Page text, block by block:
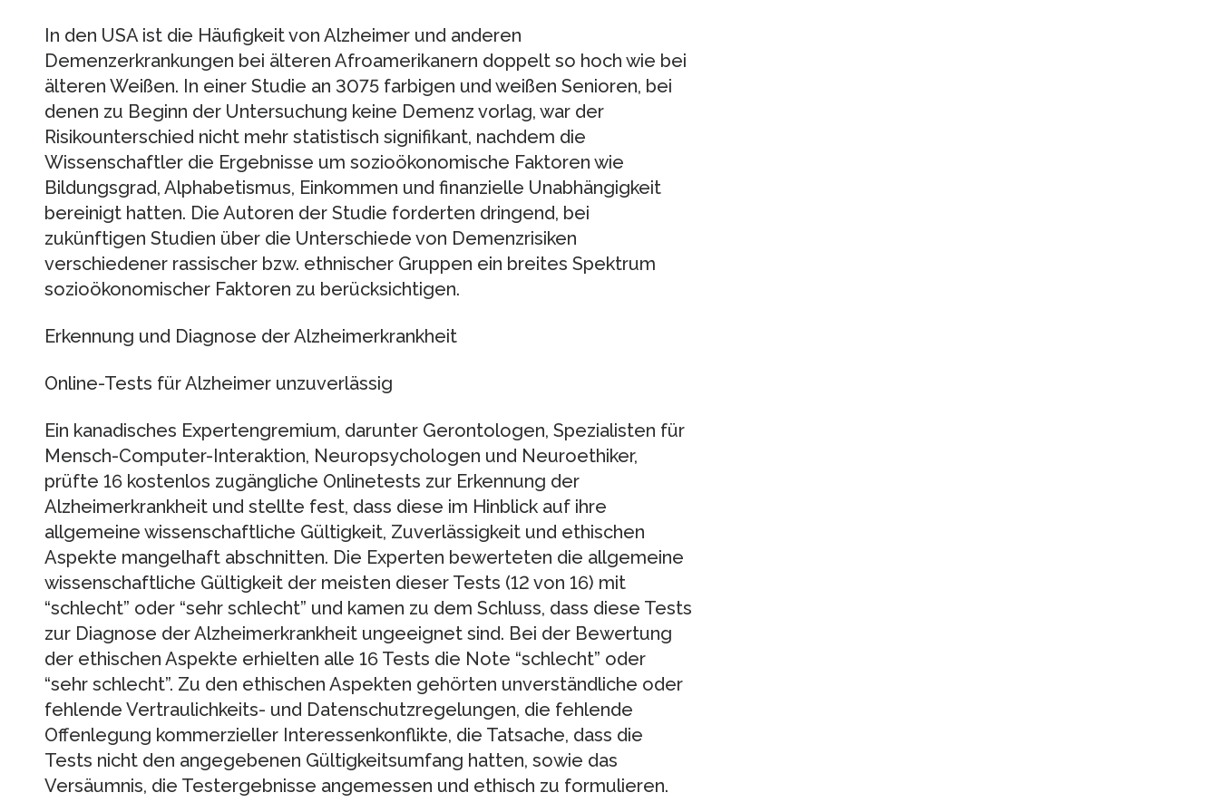
In den USA ist die Häufigkeit von Alzheimer und anderen
Demenzerkrankungen bei älteren Afroamerikanern doppelt so hoch wie bei
älteren Weißen. In einer Studie an 3075 farbigen und weißen Senioren, bei
denen zu Beginn der Untersuchung keine Demenz vorlag, war der
Risikounterschied nicht mehr statistisch signifikant, nachdem die
Wissenschaftler die Ergebnisse um sozioökonomische Faktoren wie
Bildungsgrad, Alphabetismus, Einkommen und finanzielle Unabhängigkeit
bereinigt hatten. Die Autoren der Studie forderten dringend, bei
zukünftigen Studien über die Unterschiede von Demenzrisiken
verschiedener rassischer bzw. ethnischer Gruppen ein breites Spektrum
sozioökonomischer Faktoren zu berücksichtigen.
Erkennung und Diagnose der Alzheimerkrankheit
Online-Tests für Alzheimer unzuverlässig
Ein kanadisches Expertengremium, darunter Gerontologen, Spezialisten für
Mensch-Computer-Interaktion, Neuropsychologen und Neuroethiker,
prüfte 16 kostenlos zugängliche Onlinetests zur Erkennung der
Alzheimerkrankheit und stellte fest, dass diese im Hinblick auf ihre
allgemeine wissenschaftliche Gültigkeit, Zuverlässigkeit und ethischen
Aspekte mangelhaft abschnitten. Die Experten bewerteten die allgemeine
wissenschaftliche Gültigkeit der meisten dieser Tests (12 von 16) mit
“schlecht” oder “sehr schlecht” und kamen zu dem Schluss, dass diese Tests
zur Diagnose der Alzheimerkrankheit ungeeignet sind. Bei der Bewertung
der ethischen Aspekte erhielten alle 16 Tests die Note “schlecht” oder
“sehr schlecht”. Zu den ethischen Aspekten gehörten unverständliche oder
fehlende Vertraulichkeits- und Datenschutzregelungen, die fehlende
Offenlegung kommerzieller Interessenkonflikte, die Tatsache, dass die
Tests nicht den angegebenen Gültigkeitsumfang hatten, sowie das
Versäumnis, die Testergebnisse angemessen und ethisch zu formulieren.